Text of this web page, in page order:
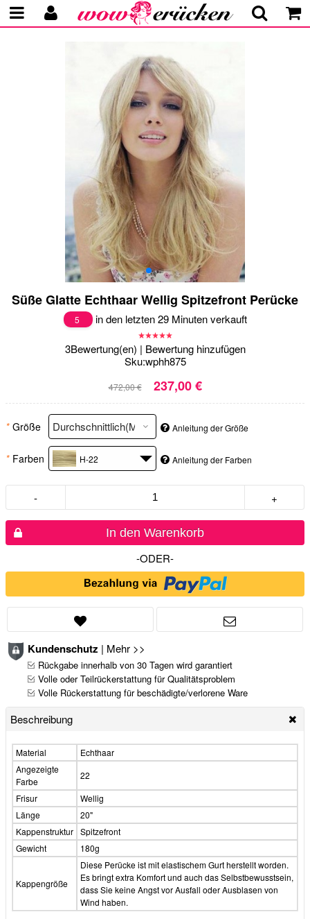
Süße Glatte Echthaar Wellig Spitzefront Perücke
5 in den letzten 29 Minuten verkauft
3Bewertung(en) | Bewertung hinzufügen
Sku:wphh875
472,00 € 237,00 €
* Größe Anleitung der Größe
* Farben H-22 Anleitung der Farben
- +
In den Warenkorb
-ODER-
Kundenschutz | Mehr >>
Rückgabe innerhalb von 30 Tagen wird garantiert
Volle oder Teilrückerstattung für Qualitätsproblem
Volle Rückerstattung für beschädigte/verlorene Ware
Beschreibung
Material
Echthaar
Angezeigte
Farbe
22
Frisur
Wellig
Länge
20"
Kappenstruktur Spitzefront
Gewicht
180g
Kappengröße
Diese Perücke ist mit elastischem Gurt herstellt worden.
Es bringt extra Komfort und auch das Selbstbewusstsein,
dass Sie keine Angst vor Ausfall oder Ausblasen von
Wind haben.